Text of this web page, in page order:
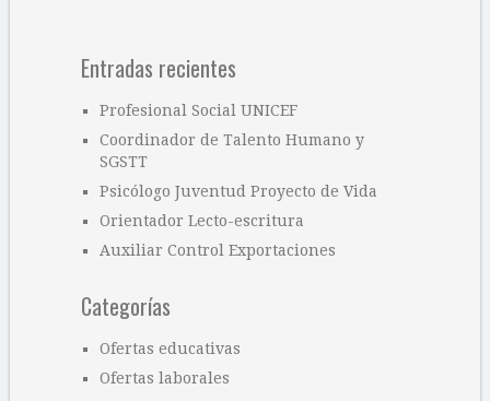
Entradas recientes
Profesional Social UNICEF
Coordinador de Talento Humano y
SGSTT
Psicólogo Juventud Proyecto de Vida
Orientador Lecto-escritura
Auxiliar Control Exportaciones
Categorías
Ofertas educativas
Ofertas laborales